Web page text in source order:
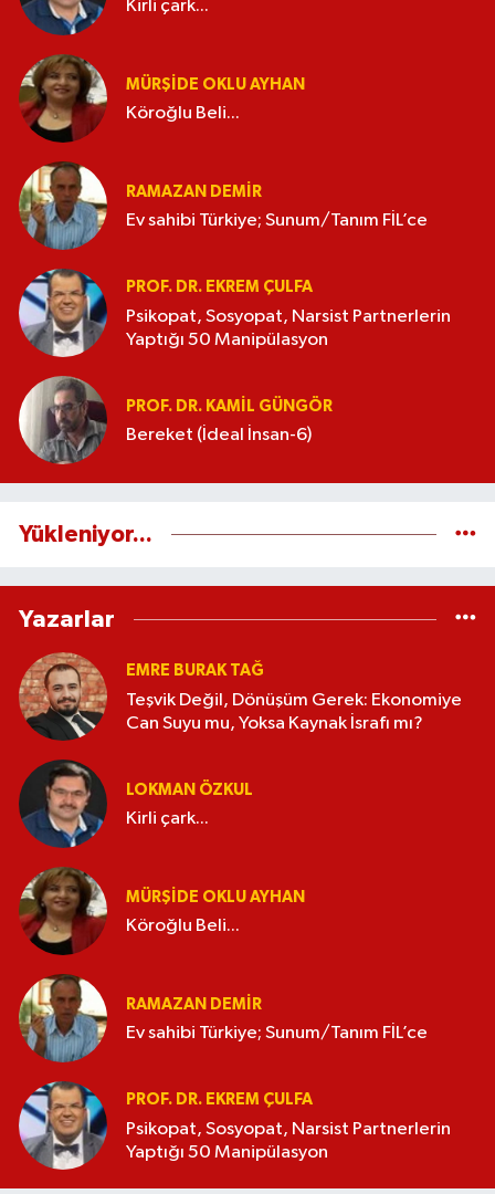
Kirli çark...
MÜRŞIDE OKLU AYHAN
Köroğlu Beli...
RAMAZAN DEMİR
Ev sahibi Türkiye; Sunum/Tanım FİL’ce
PROF. DR. EKREM ÇULFA
Psikopat, Sosyopat, Narsist Partnerlerin
Yaptığı 50 Manipülasyon
PROF. DR. KAMIL GÜNGÖR
Bereket (İdeal İnsan-6)
Yükleniyor...
Yazarlar
EMRE BURAK TAĞ
Teşvik Değil, Dönüşüm Gerek: Ekonomiye
Can Suyu mu, Yoksa Kaynak İsrafı mı?
LOKMAN ÖZKUL
Kirli çark...
MÜRŞIDE OKLU AYHAN
Köroğlu Beli...
RAMAZAN DEMİR
Ev sahibi Türkiye; Sunum/Tanım FİL’ce
PROF. DR. EKREM ÇULFA
Psikopat, Sosyopat, Narsist Partnerlerin
Yaptığı 50 Manipülasyon